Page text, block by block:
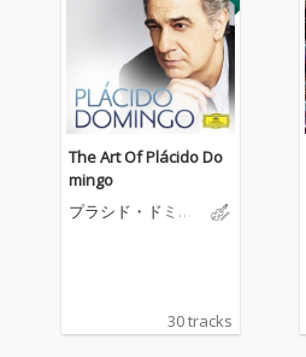
The Art Of Plácido Do
mingo
プラシド・ドミン
30 tracks